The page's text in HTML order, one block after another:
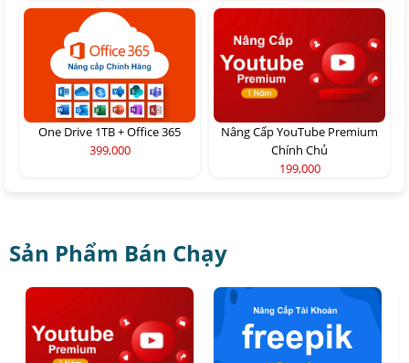
One Drive 1TB + Office 365
399,000
Nâng Cấp YouTube Premium
Chính Chủ
199,000
Sản Phẩm Bán Chạy